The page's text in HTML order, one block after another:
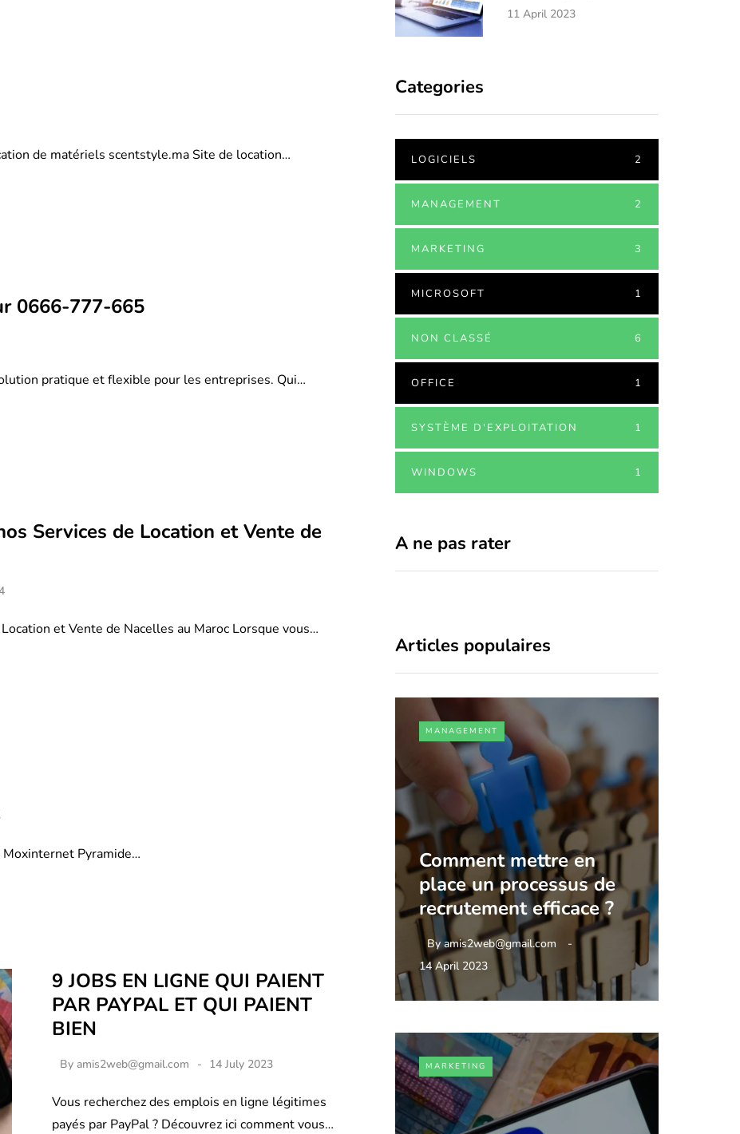
de matériels scentstyle.ma Site de location…
0666-777-665
pratique et flexible pour les entreprises. Qui…
Services de Location et Vente de
et Vente de Nacelles au Maroc Lorsque vous…
Moxinternet Pyramide…
9 JOBS EN LIGNE QUI PAIENT
PAR PAYPAL ET QUI PAIENT
BIEN
By amis2web@gmail.com 14 July 2023
Vous recherchez des emplois en ligne légitimes
payés par PayPal ? Découvrez ici comment vous…
11 April 2023
Categories
LOGICIELS 2
MANAGEMENT 2
MARKETING 3
MICROSOFT 1
NON CLASSÉ 6
OFFICE 1
SYSTÈME D'EXPLOITATION 1
WINDOWS 1
A ne pas rater
Articles populaires
MANAGEMENT
Comment mettre en
place un processus de
recrutement efficace ?
Byamis2web@gmail.com
14 April 2023
MARKETING